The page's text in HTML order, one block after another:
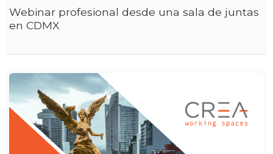
Webinar profesional desde una sala de juntas
en CDMX